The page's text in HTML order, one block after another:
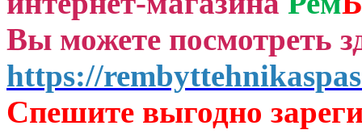
Вы можете посмотреть
https://
Спешите выгодно зар